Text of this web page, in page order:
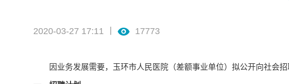
2020-03-27 17:11 丨 17773
因业务发展需要，玉环市人民医院（差额事业单位）拟公开向社会